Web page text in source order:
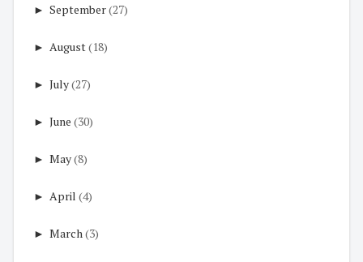
► September(27)
► August(18)
► July(27)
► June (30)
► May(8)
► April (4)
► March(3)